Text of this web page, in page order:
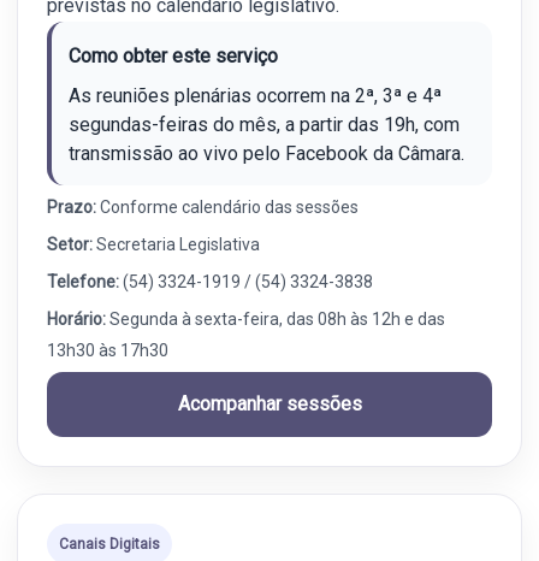
previstas no calendário legislativo.
Como obter este serviço
As reuniões plenárias ocorrem na 2ª, 3ª e 4ª
segundas-feiras do mês, a partir das 19h, com
transmissão ao vivo pelo Facebook da Câmara.
Prazo:Conforme calendário das sessões
Setor:Secretaria Legislativa
Telefone:(54) 3324-1919 / (54) 3324-3838
Horário:Segunda à sexta-feira, das 08h às 12h e das
13h30 às 17h30
Acompanhar sessões
Canais Digitais